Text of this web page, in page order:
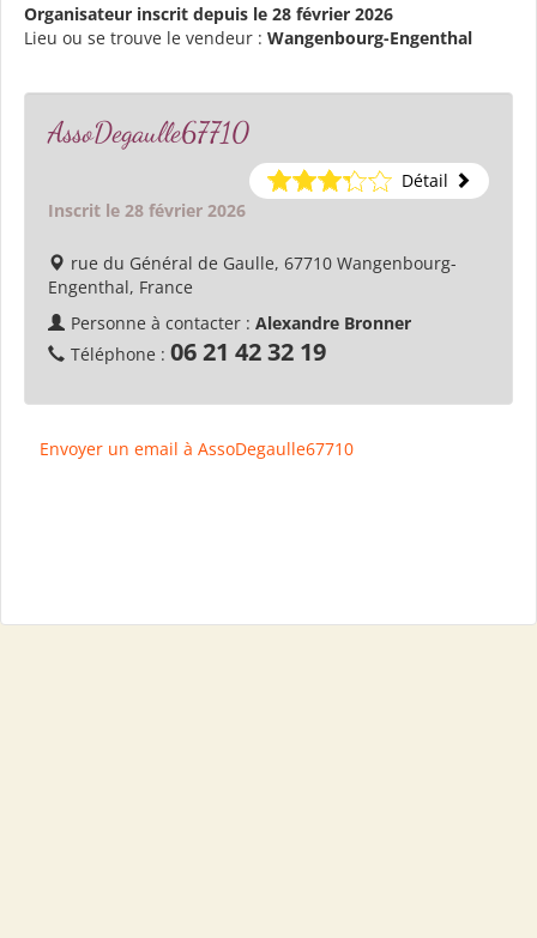
Organisateur inscrit depuis le 28 février 2026
Lieu ou se trouve le vendeur : Wangenbourg-Engenthal
AssoDegaulle67710
Détail
Inscrit le 28 février 2026
rue du Général de Gaulle, 67710 Wangenbourg-
Engenthal, France
Personne à contacter : Alexandre Bronner
Téléphone : 06 21 42 32 19
Envoyer un email à AssoDegaulle67710